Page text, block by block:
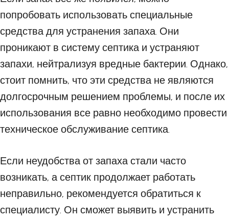
попробовать использовать специальные
средства для устранения запаха. Они
проникают в систему септика и устраняют
запахи, нейтрализуя вредные бактерии. Однако,
стоит помнить, что эти средства не являются
долгосрочным решением проблемы, и после их
использования все равно необходимо провести
техническое обслуживание септика.
Если неудобства от запаха стали часто
возникать, а септик продолжает работать
неправильно, рекомендуется обратиться к
специалисту. Он сможет выявить и устранить